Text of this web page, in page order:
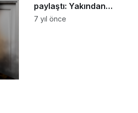
paylaştı: Yakından
takip ediyoruz
7 yıl önce